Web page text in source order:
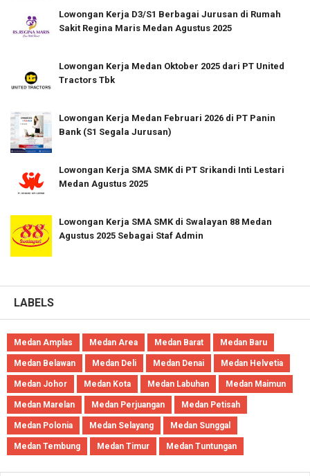
Lowongan Kerja D3/S1 Berbagai Jurusan di Rumah
Sakit Regina Maris Medan Agustus 2025
Lowongan Kerja Medan Oktober 2025 dari PT United
Tractors Tbk
Lowongan Kerja Medan Februari 2026 di PT Panin
Bank (S1 Segala Jurusan)
Lowongan Kerja SMA SMK di PT Srikandi Inti Lestari
Medan Agustus 2025
Lowongan Kerja SMA SMK di Swalayan 88 Medan
Agustus 2025 Sebagai Staf Admin
LABELS
Medan Amplas Medan Area Medan Barat Medan Baru
Medan Belawan Medan Deli Medan Denai Medan Helvetia
Medan Johor Medan Kota Medan Labuhan Medan Maimun
Medan Marelan Medan Perjuangan Medan Petisah
Medan Polonia Medan Selayang Medan Sunggal
Medan Tembung Medan Timur Medan Tuntungan